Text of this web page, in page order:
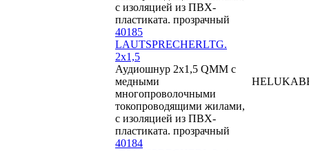
с изоляцией из ПВХ-
пластиката. прозрачный
40185
LAUTSPRECHERLTG.
2x1,5
Аудиошнур 2x1,5 QMM с
медными
многопроволочными
токопроводящими жилами,
с изоляцией из ПВХ-
пластиката. прозрачный
40184